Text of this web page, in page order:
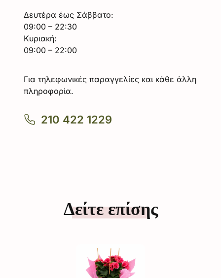
Δευτέρα έως Σάββατο:
09:00 – 22:30
Κυριακή:
09:00 – 22:00
Για τηλεφωνικές παραγγελίες και κάθε άλλη
πληροφορία.
210 422 1229
Δείτε επίσης